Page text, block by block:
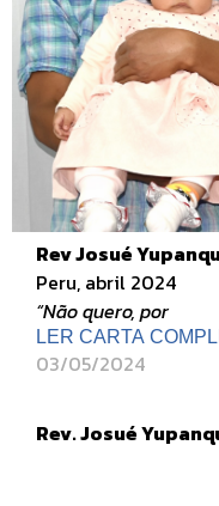
Rev Josué
Peru, abril 2024
“Não quero, por
LER CARTA
03/05/2024
Rev. Josué